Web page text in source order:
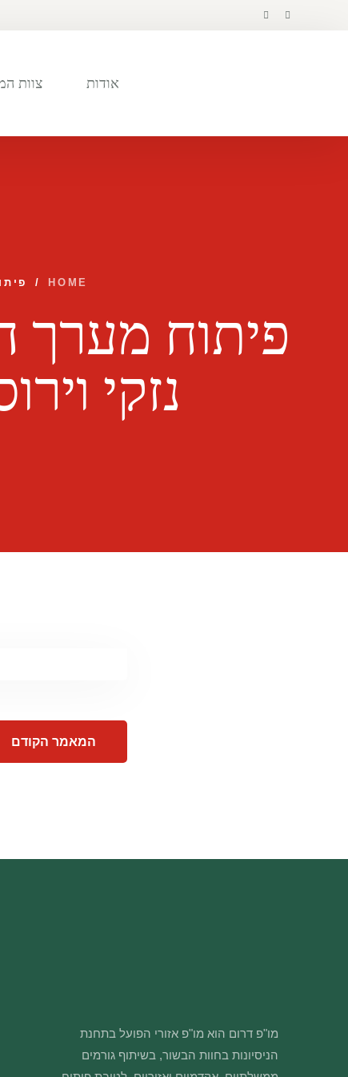
אודות צוות
HOME
/
פיתוח מערך
נזקי
המאמר הקודם
מו"פ דרום הוא מו"פ אזורי הפועל בתחנת
הניסיונות בחוות הבשור, בשיתוף גורמים